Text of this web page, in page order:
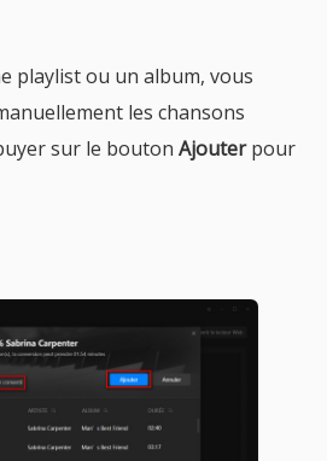
playlist ou un album, vous
les chansons
sur le bouton Ajouterpour